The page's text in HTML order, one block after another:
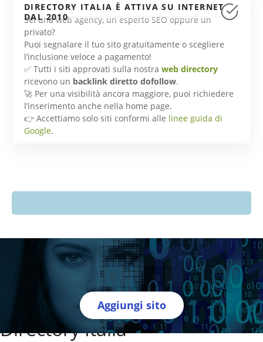
DIRECTORY ITALIA È ATTIVA SU INTERNET
DAL 2010
Sei una web agency, un esperto SEO oppure un
privato?
Puoi segnalare il tuo sito gratuitamente o scegliere
l’inclusione veloce a pagamento!
✅ Tutti i siti approvati sulla nostra web directory
ricevono un backlink diretto dofollow.
🚀 Per una visibilità ancora maggiore, puoi richiedere
l’inserimento anche nella home page.
👉 Accettiamo solo siti conformi alle linee guida di
Google.
Aggiungi sito
Directory Italia